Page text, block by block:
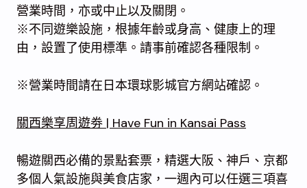
營業時間，亦或中止以及關閉。
※不同遊樂設施，根據年齡或身高、健康上的理
由，設置了使用標準。請事前確認各種限制。
※營業時間請在日本環球影城官方網站確認。
關西樂享周遊劵 | Have Fun in Kansai Pass
暢遊關西必備的景點套票，精選大阪、神戶、京都
多個人氣設施與美食店家，一週內可以任選三項喜